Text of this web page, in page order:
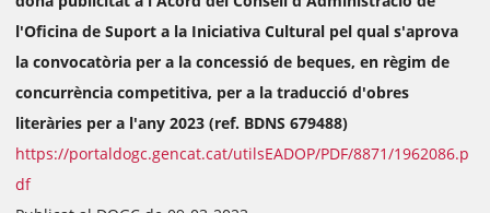
l'Oficina de Suport a la Iniciativa Cultural pel qual s'aprova
la convocatòria per a la concessió de beques, en règim de
concurrència competitiva, per a la traducció d'obres
literàries per a l'any 2023 (ref. BDNS 679488)
https://portaldogc.gencat.cat/utilsEADOP/PDF/8871/1962086.p
df